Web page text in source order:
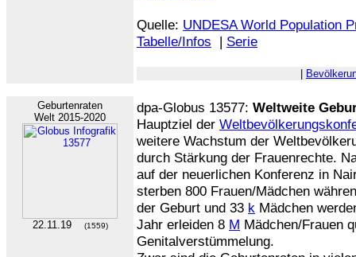
Quelle: UNDESA World Population
Tabelle/Infos | Serie
Geburtenraten
Welt 2015-2020
22.11.19 (1559)
dpa-Globus 13577: Weltweite
Hauptziel der
weitere Wachstum der
durch Stärkung der Frauenrechte.
auf der neuerlichen Konferenz in
sterben 800 Frauen/Mädchen
der Geburt und 33 k Mädchen
Jahr erleiden 8 M Mädchen/Frauen
Genitalverstümmelung.